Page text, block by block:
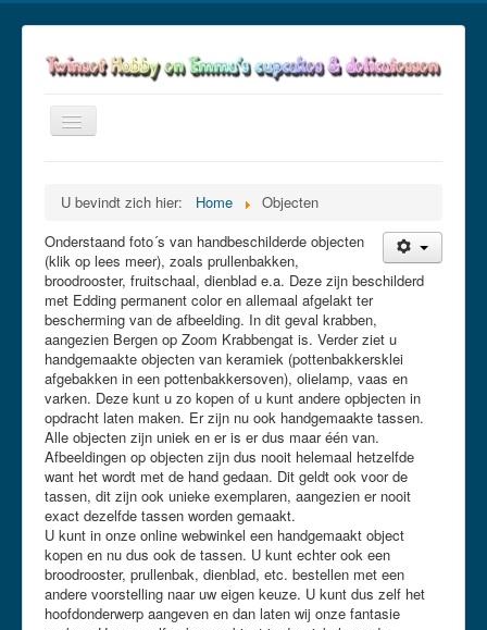
Toggle
Navigation
U bevindt zich hier: Home
Objecten
Onderstaand foto´s van handbeschilderde objecten
(klik op lees meer), zoals prullenbakken,
broodrooster, fruitschaal, dienblad e.a. Deze zijn beschilderd
met Edding permanent color en allemaal afgelakt ter
bescherming van de afbeelding. In dit geval krabben,
aangezien Bergen op Zoom Krabbengat is. Verder ziet u
handgemaakte objecten van keramiek (pottenbakkersklei
afgebakken in een pottenbakkersoven), olielamp, vaas en
varken. Deze kunt u zo kopen of u kunt andere opbjecten in
opdracht laten maken. Er zijn nu ook handgemaakte tassen.
Alle objecten zijn uniek en er is er dus maar één van.
Afbeeldingen op objecten zijn dus nooit helemaal hetzelfde
want het wordt met de hand gedaan. Dit geldt ook voor de
tassen, dit zijn ook unieke exemplaren, aangezien er nooit
exact dezelfde tassen worden gemaakt.
U kunt in onze online webwinkel een handgemaakt object
kopen en nu dus ook de tassen. U kunt echter ook een
broodrooster, prullenbak, dienblad, etc. bestellen met een
andere voorstelling naar uw eigen keuze. U kunt dus zelf het
hoofdonderwerp aangeven en dan laten wij onze fantasie